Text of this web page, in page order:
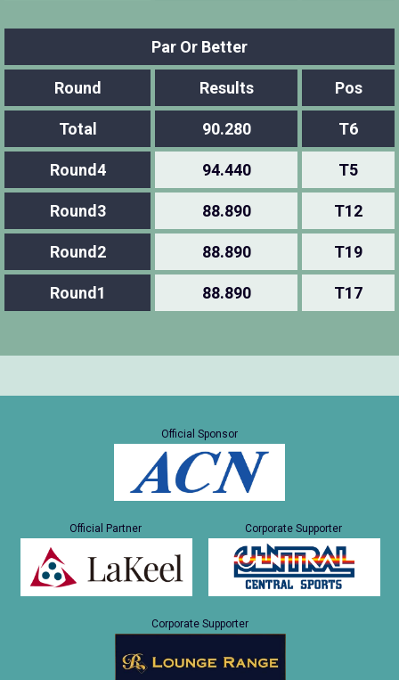
Par Or Better
Round Results Pos
Total 90.280 T6
Round4 94.440 T5
Round3 88.890 T12
Round2 88.890 T19
Round1 88.890 T17
Official Sponsor
Official Partner Corporate Supporter
Corporate Supporter